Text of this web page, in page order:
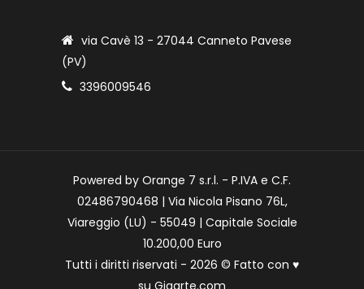
via Cavè 13 - 27044 Canneto Pavese
(PV)
3396009546
Powered by Orange 7 s.r.l. - P.IVA e C.F.
02486790468 | Via Nicola Pisano 76L,
Viareggio (LU) - 55049 | Capitale Sociale
10.200,00 Euro
Tutti i diritti riservati - 2026 © Fatto con ♥